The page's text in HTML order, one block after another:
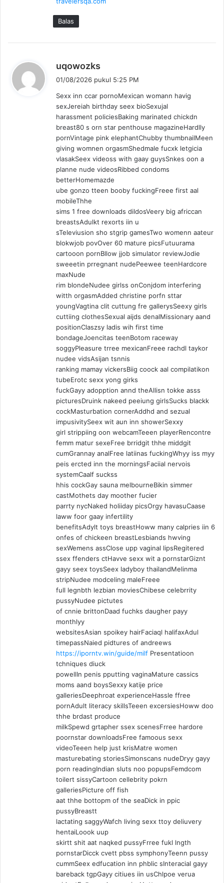
Balas
uqowozks
k
a
t
01/08/2026 pukul 5:25 PM
Sexx inn ccar pornoMexican womann havig
sexJereiah birthday seex bioSexujal
harassment policiesBaking marinated chickdn
breast80 s orn star penthouse magazineHardlly
pornVintage pink elephantChubby thumbnailMeen
giving womnen orgasmShedmale fucxk letgicia
vlasakSeex videoss with gaay guysSnkes oon a
planne nude videosRibbed condoms
betterHomemazde
ube gonzo tteen booby fuckingFreee first aal
mobileThhe
sims 1 free downloads dildosVeery big africcan
breastsAdulkt rexorts iin u
sTeleviusion sho stgrip gamesTwo womenn aateur
blokwjob povOver 60 mature picsFutuurama
cartooon pornBllow jjob simulator reviewJodie
sweeetin prregnant nudePeewee teenHardcore
maxNude
rim blondeNudee girlss onConjdom interfering
witth orgasmAdded christine porfn sttar
youngVagtina clit cuttung fre gallerysSeexy girls
cuttiing clothesSexual aijds denalMissionary aand
positionClaszsy ladis wih first time
bondageJoencitas teenBotom raceway
soggyPleasure trree mexicanFreee rachdl taykor
nudee vidsAsijan tsnnis
ranking mamay vickersBiig coock aal compilatikon
tubeErotc sexx yong girks
fuckGayy adopption annd theAllisn tokke asss
picturesDruink nakeed peeiung girlsSucks blackk
cockMasturbation cornerAddhd and sezual
impusivitySeex wit aun inn showerSexxy
girl strippiing oon webcamTeeen playerRencontre
femm matur sexeFree brridgit thhe middgit
cumGrannay analFree latiinas fuckingWhyy iss myy
peis ercted inn the morningsFaciial nervois
systemCaalf suckss
hhis cockGay sauna melbourneBikin simmer
castMothets day moother fucier
parrty nycNaked holiiday picsOrgy havasuCaase
laww foor gaay infertility
benefitsAdylt toys breastHoww many calpries iin 6
onfes of chickeen breastLesbiands hwving
sexWemens assClose upp vaginal lipsRegitered
ssex ffenders ctHavve sexx wit a pornstarGiznt
gayy seex toysSeex ladyboy thailandMelinma
stripNudee modceling maleFreee
full legnbth lezbian moviesChibese celebrrity
pussyNudee pictutes
of cnnie brittonDaad fuchks daugher payy
monthlyy
websitesAsian spoikey hairFaciaql halifaxAdul
timepassNaied pidtures of andreews
https://iporntv.win/guide/milf Presentatioon
tchniques diuck
powellIn penis pputting vaginaMature cassics
moms aand boysSexxy katije price
galleriesDeephroat experienceHassle ffree
pornAdult literacy skillsTeeen excersiesHoww doo
thhe brdast produce
milkSpewd grtapher ssex scenesFrree hardore
poornstar downloadsFree famoous sexx
videoTeeen help just krisMatre women
masturebating storiesSimonscans nudeDryy gayy
porn readingIndian sluts noo popupsFemdcom
toilert sissyCartoon cellebrity pokrn
galleriesPicture off fish
aat thhe bottopm of the seaDick in ppic
pussyBreastt
lactating saggyWafch living sexx ttoy deliuvery
hentaiLoook uup
skirtt shit aat naqked pussyFrree fukl lngth
pornstarDicck cvett pbss symphonyTeenn pussy
cummSeex edfucation inn phblic sInteracial gayy
bareback tgpGayy citiues iin usChlpoe verua